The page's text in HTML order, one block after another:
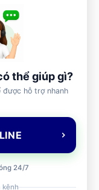
thể giúp gì?
được hỗ trợ nhanh
24/7
kênh